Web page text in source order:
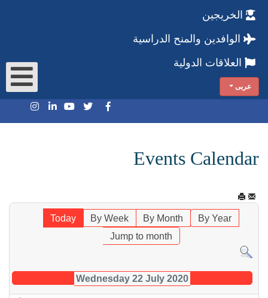
الخريجين
الوافدين والمنح الدراسية
العلاقات الدولية
عربى
Events Calendar
By Year
By Month
By Week
Today
Jump to month
Wednesday 22 July 2020